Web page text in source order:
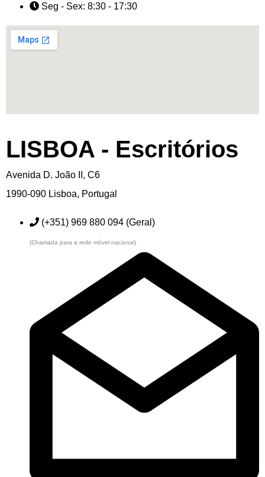
Seg - Sex: 8:30 - 17:30
LISBOA - Escritórios
Avenida D. João II, C6
1990-090 Lisboa, Portugal
(+351) 969 880 094 (Geral)
(Chamada para a rede móvel nacional)